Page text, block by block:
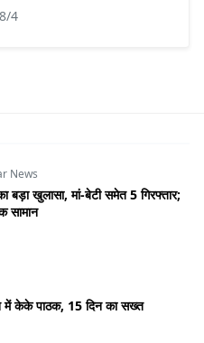
4
News
बड़ा खुलासा, मां-बेटी समेत 5 गिरफ्तार;
सामान
में केके पाठक, 15 दिन का सख्त